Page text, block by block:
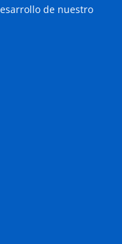
de nuestro